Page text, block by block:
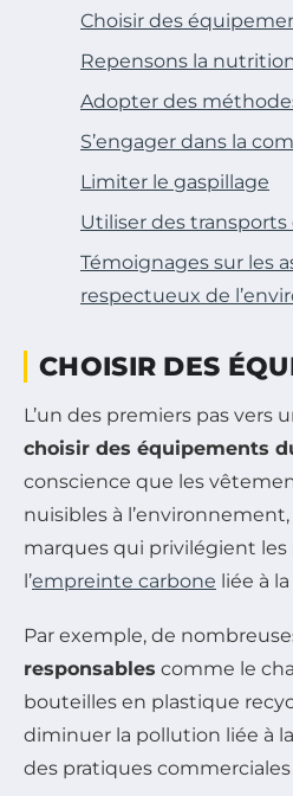
Choisir des
Repensons la
Adopter des
S’engager dans la
Limiter le gaspillage
Utiliser des
Témoignages sur les
respectueux de
CHOISIR DES
L’un des premiers pas
choisir des équipements
conscience que les
nuisibles à
marques qui privilégient
l’empreinte carbone liée à
Par exemple, de
responsables comme le
bouteilles en plastique
diminuer la pollution liée à
des pratiques